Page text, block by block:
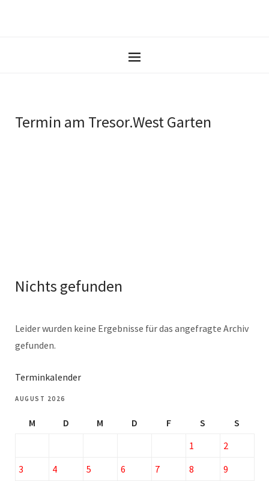
Termin am Tresor.West Garten
Nichts gefunden
Leider wurden keine Ergebnisse für das angefragte Archiv
gefunden.
Terminkalender
AUGUST 2026
M D M D F S
S
1
2
3
4 5 6 7 8
9